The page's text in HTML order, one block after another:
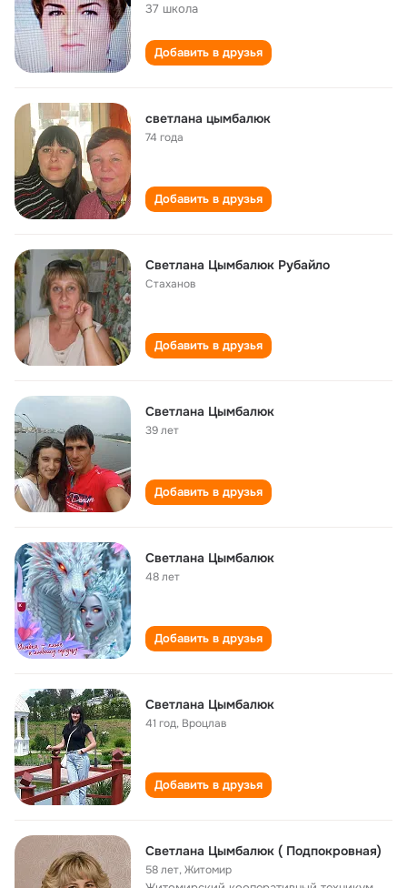
37 школа
Добавить в друзья
светлана цымбалюк
74 года
Добавить в друзья
Светлана Цымбалюк Рубайло
Стаханов
Добавить в друзья
Светлана Цымбалюк
39 лет
Добавить в друзья
Светлана Цымбалюк
48 лет
Добавить в друзья
Светлана Цымбалюк
41 год, Вроцлав
Добавить в друзья
Светлана Цымбалюк ( Подпокровная)
58 лет,Житомир